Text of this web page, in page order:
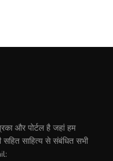
और पोर्टल है जहां हम
सहित साहित्य से संबंधित सभी